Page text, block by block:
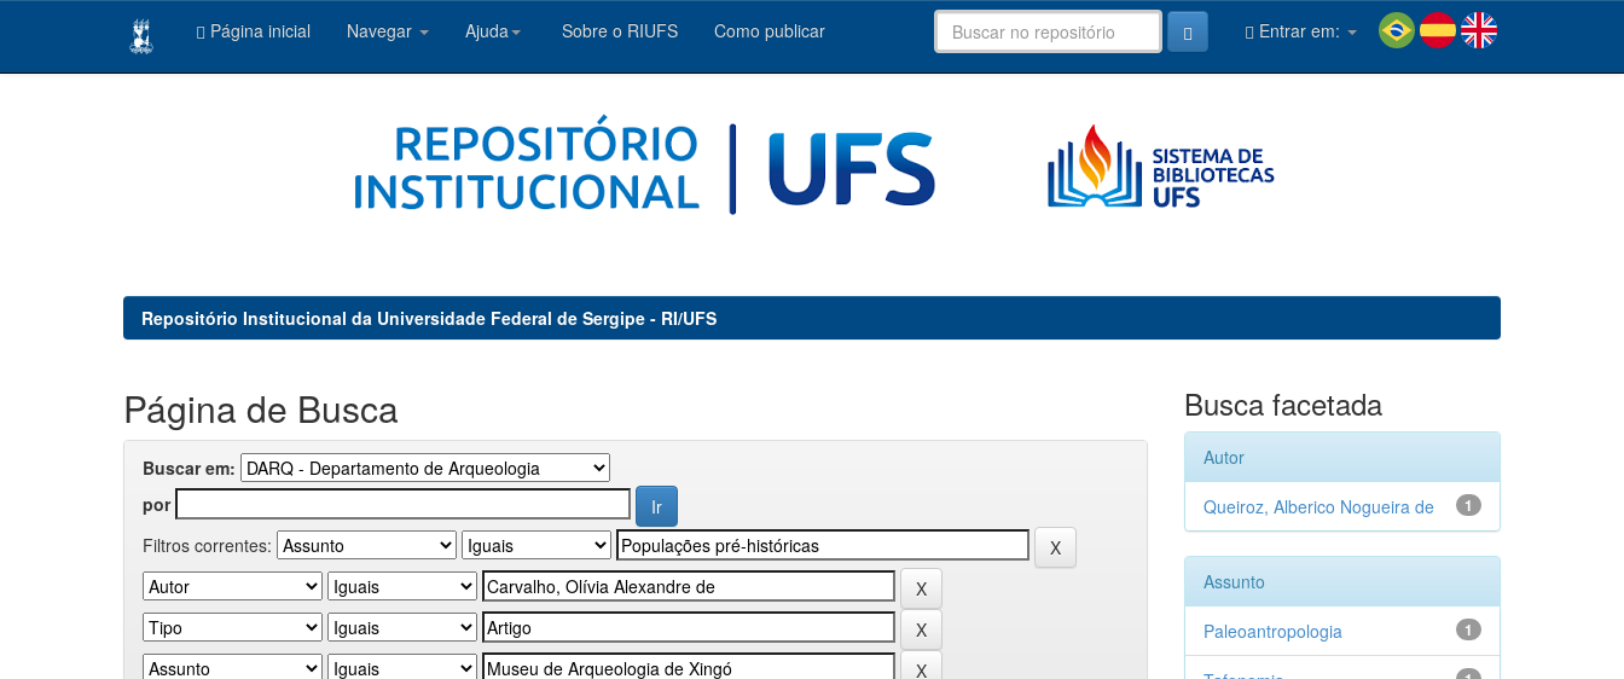
Página inicial Navegar Ajuda Sobre o RIUFS Como publicar Entrar em:
Repositório Institucional da Universidade Federal de Sergipe - RI/UFS
Página de Busca
Buscar em:
por
Filtros correntes:
Busca facetada
Autor
1
Queiroz, Alberico Nogueira de
Assunto
1
Paleoantropologia